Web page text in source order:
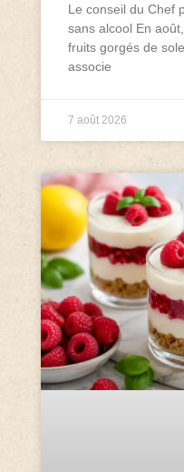
Le conseil du Chef
sans alcool En
fruits gorgés de
associe
7 août 2026